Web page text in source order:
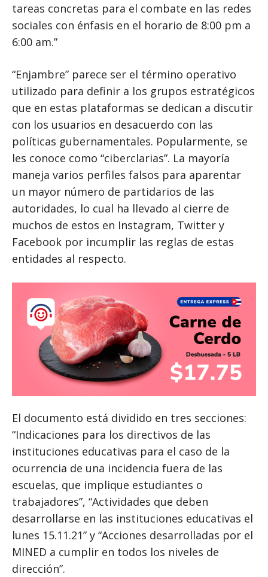
tareas concretas para el combate en las redes
sociales con énfasis en el horario de 8:00 pm a
6:00 am.”
“Enjambre” parece ser el término operativo
utilizado para definir a los grupos estratégicos
que en estas plataformas se dedican a discutir
con los usuarios en desacuerdo con las
políticas gubernamentales. Popularmente, se
les conoce como “ciberclarias”. La mayoría
maneja varios perfiles falsos para aparentar
un mayor número de partidarios de las
autoridades, lo cual ha llevado al cierre de
muchos de estos en Instagram, Twitter y
Facebook por incumplir las reglas de estas
entidades al respecto.
El documento está dividido en tres secciones:
“Indicaciones para los directivos de las
instituciones educativas para el caso de la
ocurrencia de una incidencia fuera de las
escuelas, que implique estudiantes o
trabajadores”, “Actividades que deben
desarrollarse en las instituciones educativas el
lunes 15.11.21” y “Acciones desarrolladas por el
MINED a cumplir en todos los niveles de
dirección”.